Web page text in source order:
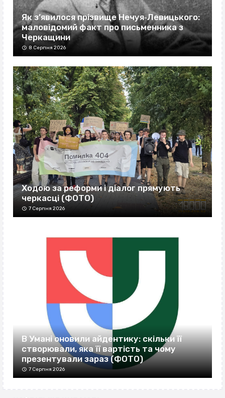
Як з’явилося прізвище Нечуя‐Левицького:
маловідомий факт про письменника з
Черкащини
8 Серпня 2026
Ходою за реформи і діалог прямують
черкасці (ФОТО)
7 Серпня 2026
В Умані оновили айдентику: скільки її
створювали, яка її вартість та чому
презентували зараз (ФОТО)
7 Серпня 2026